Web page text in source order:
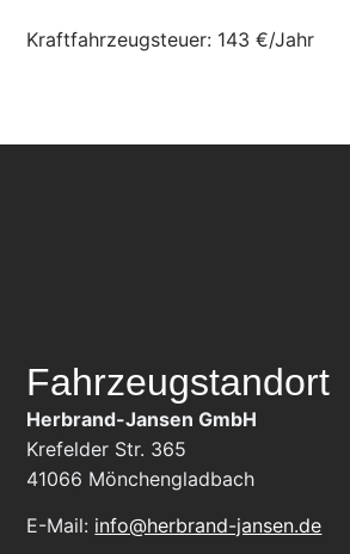
Kraftfahrzeugsteuer: 143 €/Jahr
Fahrzeugstandort
Herbrand-Jansen GmbH
Krefelder Str. 365
41066 Mönchengladbach
E-Mail: info@herbrand-jansen.de